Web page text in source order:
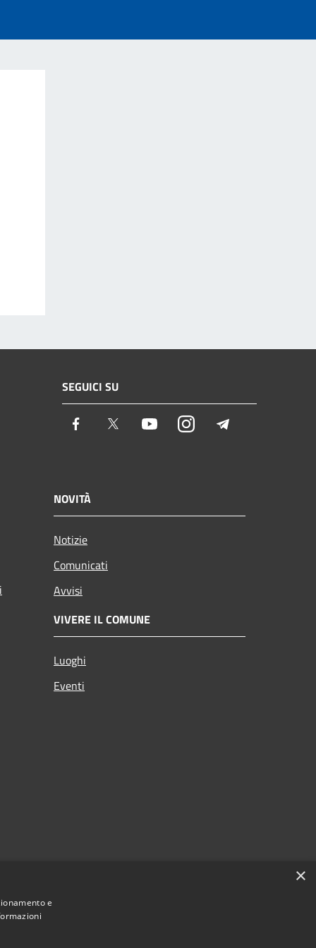
SEGUICI SU
Facebook Twitter YoutubeInstagram
NOVITÀ
Notizie
Comunicati
Avvisi
VIVERE IL COMUNE
Luoghi
Eventi
×
e